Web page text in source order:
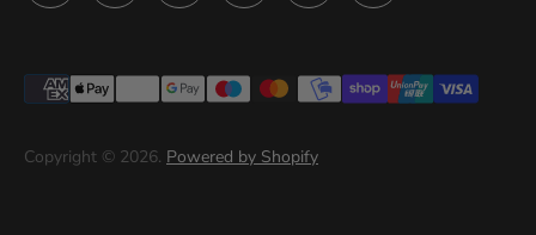
Imágenes descargables
Politica de privacidad (prueba)
Copyright © 2026. Powered by Shopify